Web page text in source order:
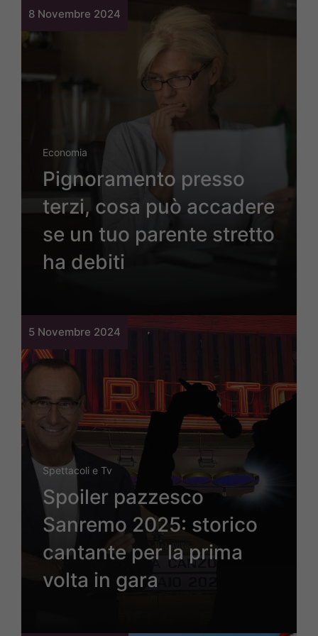
8 Novembre 2024
Economia
Pignoramento presso
terzi, cosa può accadere
se un tuo parente stretto
ha debiti
5 Novembre 2024
Spettacoli e Tv
Spoiler pazzesco
Sanremo 2025: storico
cantante per la prima
volta in gara